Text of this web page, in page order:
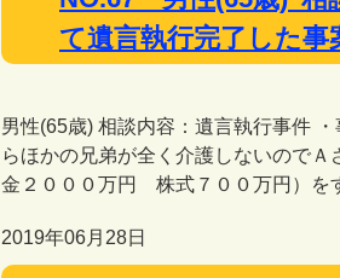
て遺言執行完了した
男性(65歳) 相談内容：遺言執行事件
らほかの兄弟が全く介護しないので
金２０００万円 株式７００万円）を
2019年06月28日